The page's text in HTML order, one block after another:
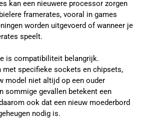
kan een nieuwere processor zorgen
framerates, vooral in games
worden uitgevoerd of wanneer je
speelt.
is compatibiliteit belangrijk.
met specifieke sockets en chipsets,
model niet altijd op een ouder
sommige gevallen betekent een
ook dat een nieuw moederbord
nodig is.